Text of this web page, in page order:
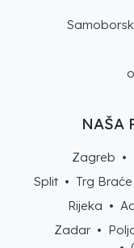
NAŠA
Zagreb •
Split • Trg
Rijeka •
Zadar •